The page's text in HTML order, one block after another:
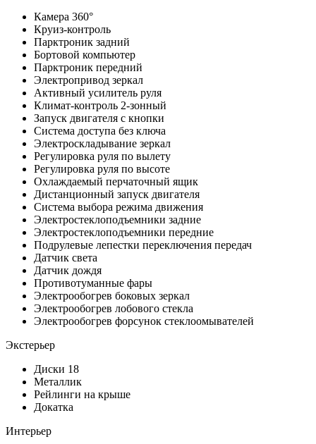
Камера 360°
Круиз-контроль
Парктроник задний
Бортовой компьютер
Парктроник передний
Электропривод зеркал
Активный усилитель руля
Климат-контроль 2-зонный
Запуск двигателя с кнопки
Система доступа без ключа
Электроскладывание зеркал
Регулировка руля по вылету
Регулировка руля по высоте
Охлаждаемый перчаточный ящик
Дистанционный запуск двигателя
Система выбора режима движения
Электростеклоподъемники задние
Электростеклоподъемники передние
Подрулевые лепестки переключения передач
Датчик света
Датчик дождя
Противотуманные фары
Электрообогрев боковых зеркал
Электрообогрев лобового стекла
Электрообогрев форсунок стеклоомывателей
Экстерьер
Диски 18
Металлик
Рейлинги на крыше
Докатка
Интерьер